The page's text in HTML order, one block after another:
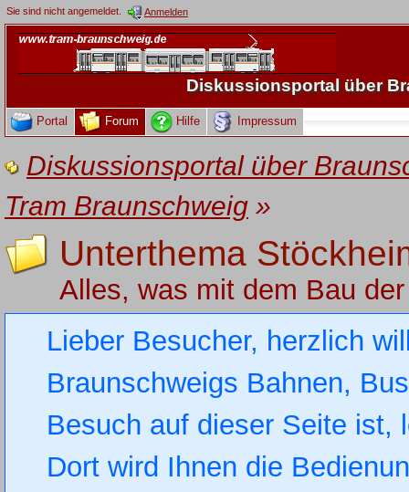
Sie sind nicht angemeldet. Anmelden
Diskussionsportal über
Portal Forum Hilfe Impressum
Diskussionsportal über
Tram Braunschweig»
Unterthema
Alles, was mit dem Bau
Lieber Besucher, herzlich
Braunschweigs Bahnen,
Besuch auf dieser Seite
Dort wird Ihnen die